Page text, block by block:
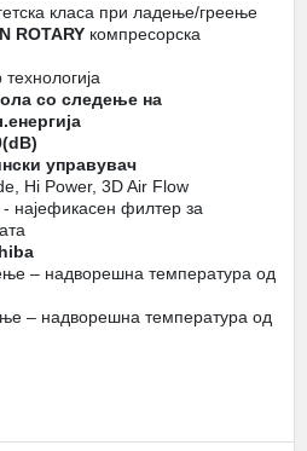
класа при ладење/греење
ROTARYкомпресорска
со следење на
управувач
Hi Power, 3D Air Flow
- најефикасен филтер за
– надворешна температура од
– надворешна температура од